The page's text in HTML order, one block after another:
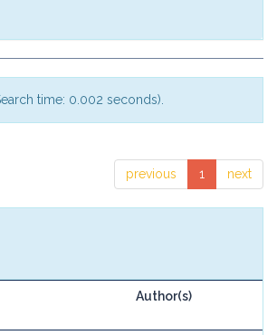
time: 0.002 seconds).
previous 1 next
Author(s)